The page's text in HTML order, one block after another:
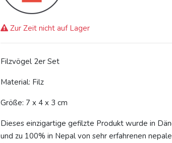
Zur Zeit nicht auf Lager
Filzvögel 2er Set
Material: Filz
Größe: 7 x 4 x 3 cm
Dieses einzigartige gefilzte Produkt wurde in
und zu 100% in Nepal von sehr erfahrenen